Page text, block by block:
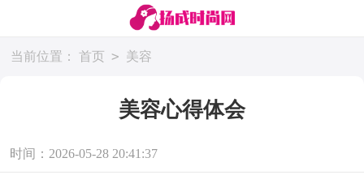
当前位置： 首页 > 美容
美容心得体会
时间：2026-05-28 20:41:37